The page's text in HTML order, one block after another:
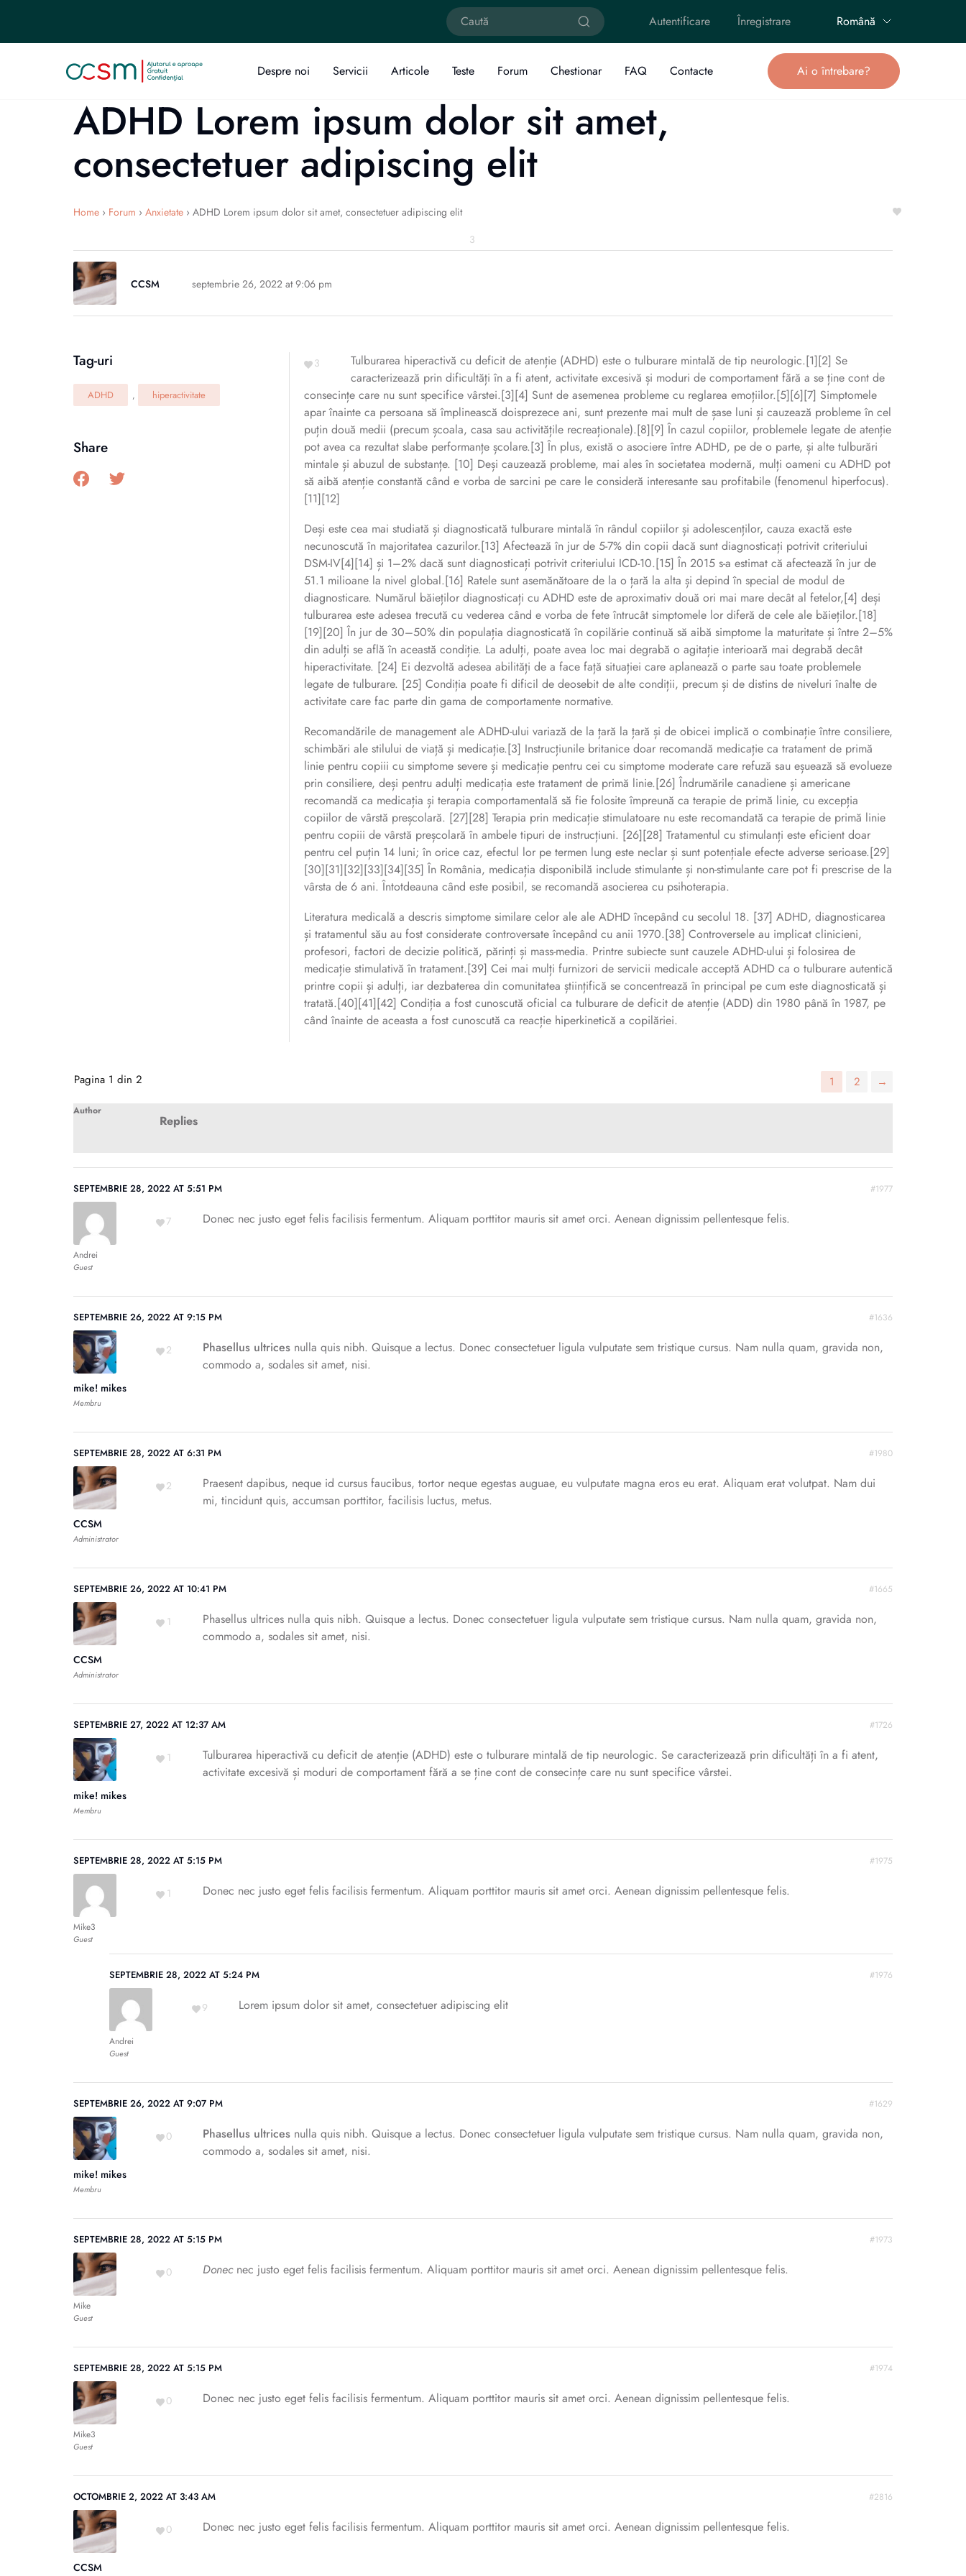
Autentificare Înregistrare Română
Despre noi Servicii Articole Teste Forum Chestionar FAQ Contacte Ai o întrebare?
ADHD Lorem ipsum dolor sit amet,
consectetuer adipiscing elit
Home › Forum › Anxietate › ADHD Lorem ipsum dolor sit amet, consectetuer adipiscing elit
3
CCSM septembrie 26, 2022 at 9:06 pm
Tag-uri
ADHD , hiperactivitate
Share
3
Tulburarea hiperactivă cu deficit de atenție (ADHD) este o tulburare mintală de tip neurologic.[1][2] Se
caracterizează prin dificultăți în a fi atent, activitate excesivă și moduri de comportament fără a se ține cont de
consecințe care nu sunt specifice vârstei.[3][4] Sunt de asemenea probleme cu reglarea emoțiilor.[5][6][7] Simptomele
apar înainte ca persoana să împlinească doisprezece ani, sunt prezente mai mult de șase luni și cauzează probleme în cel
puțin două medii (precum școala, casa sau activitățile recreaționale).[8][9] În cazul copiilor, problemele legate de atenție
pot avea ca rezultat slabe performanțe școlare.[3] În plus, există o asociere între ADHD, pe de o parte, și alte tulburări
mintale și abuzul de substanțe. [10] Deși cauzează probleme, mai ales în societatea modernă, mulți oameni cu ADHD pot
să aibă atenție constantă când e vorba de sarcini pe care le consideră interesante sau profitabile (fenomenul hiperfocus).
[11][12]
Deși este cea mai studiată și diagnosticată tulburare mintală în rândul copiilor și adolescenților, cauza exactă este
necunoscută în majoritatea cazurilor.[13] Afectează în jur de 5-7% din copii dacă sunt diagnosticați potrivit criteriului
DSM-IV[4][14] și 1–2% dacă sunt diagnosticați potrivit criteriului ICD-10.[15] În 2015 s-a estimat că afectează în jur de
51.1 milioane la nivel global.[16] Ratele sunt asemănătoare de la o țară la alta și depind în special de modul de
diagnosticare. Numărul băieților diagnosticați cu ADHD este de aproximativ două ori mai mare decât al fetelor,[4] deși
tulburarea este adesea trecută cu vederea când e vorba de fete întrucât simptomele lor diferă de cele ale băieților.[18]
[19][20] În jur de 30–50% din populația diagnosticată în copilărie continuă să aibă simptome la maturitate și între 2–5%
din adulți se află în această condiție. La adulți, poate avea loc mai degrabă o agitație interioară mai degrabă decât
hiperactivitate. [24] Ei dezvoltă adesea abilități de a face față situației care aplanează o parte sau toate problemele
legate de tulburare. [25] Condiția poate fi dificil de deosebit de alte condiții, precum și de distins de niveluri înalte de
activitate care fac parte din gama de comportamente normative.
Recomandările de management ale ADHD-ului variază de la țară la țară și de obicei implică o combinație între consiliere,
schimbări ale stilului de viață și medicație.[3] Instrucțiunile britanice doar recomandă medicație ca tratament de primă
linie pentru copiii cu simptome severe și medicație pentru cei cu simptome moderate care refuză sau eșuează să evolueze
prin consiliere, deși pentru adulți medicația este tratament de primă linie.[26] Îndrumările canadiene și americane
recomandă ca medicația și terapia comportamentală să fie folosite împreună ca terapie de primă linie, cu excepția
copiilor de vârstă preșcolară. [27][28] Terapia prin medicație stimulatoare nu este recomandată ca terapie de primă linie
pentru copiii de vârstă preșcolară în ambele tipuri de instrucțiuni. [26][28] Tratamentul cu stimulanți este eficient doar
pentru cel puțin 14 luni; în orice caz, efectul lor pe termen lung este neclar și sunt potențiale efecte adverse serioase.[29]
[30][31][32][33][34][35] În România, medicația disponibilă include stimulante și non-stimulante care pot fi prescrise de la
vârsta de 6 ani. Întotdeauna când este posibil, se recomandă asocierea cu psihoterapia.
Literatura medicală a descris simptome similare celor ale ale ADHD începând cu secolul 18. [37] ADHD, diagnosticarea
și tratamentul său au fost considerate controversate începând cu anii 1970.[38] Controversele au implicat clinicieni,
profesori, factori de decizie politică, părinți și mass-media. Printre subiecte sunt cauzele ADHD-ului și folosirea de
medicație stimulativă în tratament.[39] Cei mai mulți furnizori de servicii medicale acceptă ADHD ca o tulburare autentică
printre copii și adulți, iar dezbaterea din comunitatea științifică se concentrează în principal pe cum este diagnosticată și
tratată.[40][41][42] Condiția a fost cunoscută oficial ca tulburare de deficit de atenție (ADD) din 1980 până în 1987, pe
când înainte de aceasta a fost cunoscută ca reacție hiperkinetică a copilăriei.
Pagina 1 din 2 1 2 →
Author
Replies
SEPTEMBRIE 28, 2022 AT 5:51 PM #1977
Andrei
Guest
7 Donec nec justo eget felis facilisis fermentum. Aliquam porttitor mauris sit amet orci. Aenean dignissim pellentesque felis.
SEPTEMBRIE 26, 2022 AT 9:15 PM #1636
mike! mikes
Membru
2 Phasellus ultrices nulla quis nibh. Quisque a lectus. Donec consectetuer ligula vulputate sem tristique cursus. Nam nulla quam, gravida non,
commodo a, sodales sit amet, nisi.
SEPTEMBRIE 28, 2022 AT 6:31 PM #1980
CCSM
Administrator
2
Praesent dapibus, neque id cursus faucibus, tortor neque egestas auguae, eu vulputate magna eros eu erat. Aliquam erat volutpat. Nam dui
mi, tincidunt quis, accumsan porttitor, facilisis luctus, metus.
SEPTEMBRIE 26, 2022 AT 10:41 PM #1665
CCSM
Administrator
1
Phasellus ultrices nulla quis nibh. Quisque a lectus. Donec consectetuer ligula vulputate sem tristique cursus. Nam nulla quam, gravida non,
commodo a, sodales sit amet, nisi.
SEPTEMBRIE 27, 2022 AT 12:37 AM #1726
mike! mikes
Membru
1
Tulburarea hiperactivă cu deficit de atenție (ADHD) este o tulburare mintală de tip neurologic. Se caracterizează prin dificultăți în a fi atent,
activitate excesivă și moduri de comportament fără a se ține cont de consecințe care nu sunt specifice vârstei.
SEPTEMBRIE 28, 2022 AT 5:15 PM #1975
Mike3
Guest
1 Donec nec justo eget felis facilisis fermentum. Aliquam porttitor mauris sit amet orci. Aenean dignissim pellentesque felis.
SEPTEMBRIE 28, 2022 AT 5:24 PM #1976
Andrei
Guest
9 Lorem ipsum dolor sit amet, consectetuer adipiscing elit
SEPTEMBRIE 26, 2022 AT 9:07 PM #1629
mike! mikes
Membru
0 Phasellus ultrices nulla quis nibh. Quisque a lectus. Donec consectetuer ligula vulputate sem tristique cursus. Nam nulla quam, gravida non,
commodo a, sodales sit amet, nisi.
SEPTEMBRIE 28, 2022 AT 5:15 PM #1973
Mike
Guest
0 Donec nec justo eget felis facilisis fermentum. Aliquam porttitor mauris sit amet orci. Aenean dignissim pellentesque felis.
SEPTEMBRIE 28, 2022 AT 5:15 PM #1974
Mike3
Guest
0 Donec nec justo eget felis facilisis fermentum. Aliquam porttitor mauris sit amet orci. Aenean dignissim pellentesque felis.
OCTOMBRIE 2, 2022 AT 3:43 AM #2816
CCSM
0 Donec nec justo eget felis facilisis fermentum. Aliquam porttitor mauris sit amet orci. Aenean dignissim pellentesque felis.